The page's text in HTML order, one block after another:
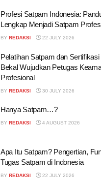
Profesi Satpam Indonesia:
Lengkap Menjadi Satpam
BY REDAKSI 22 JULY 2026
Pelatihan Satpam dan
Bekal Wujudkan Petugas
Profesional
BY REDAKSI 30 JULY 2026
Hanya Satpam…?
BY REDAKSI 4 AUGUST 2026
Apa Itu Satpam? Pengertian,
Tugas Satpam di Indonesia
BY REDAKSI 22 JULY 2026